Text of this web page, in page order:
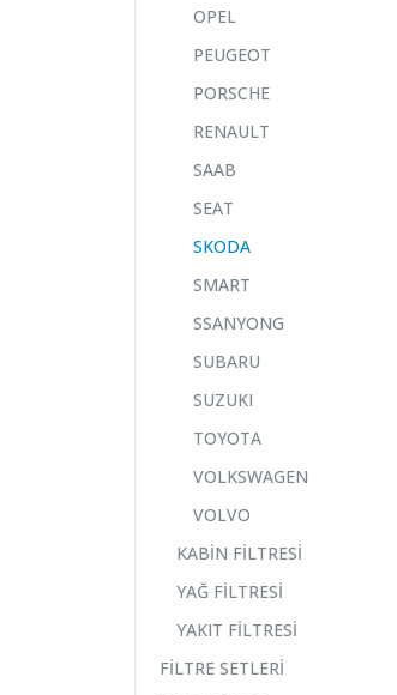
OPEL
PEUGEOT
PORSCHE
RENAULT
SAAB
SEAT
SKODA
SMART
SSANYONG
SUBARU
SUZUKI
TOYOTA
VOLKSWAGEN
VOLVO
KABİN FİLTRESİ
YAĞ FİLTRESİ
YAKIT FİLTRESİ
FİLTRE SETLERİ